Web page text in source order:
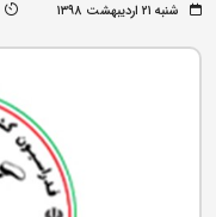
شنبه ۲۱ اردیبهشت ۱۳۹۸